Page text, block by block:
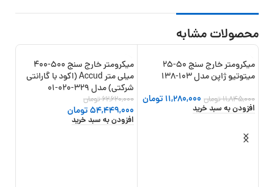
محصولات مشابه
-5%
میکرومتر خارج سنج 50-25
میتوتیو ژاپن مدل 103-138
11,845,000تومان 11,280,000 تومان
افزودن به سبد خرید
-13%
میکرومتر خارج سنج 500-400
میلی متر Accud (اکود با گارانتی
شرکتی) مدل 329-020-01
62,620,000تومان
54,449,000تومان
افزودن به سبد خرید